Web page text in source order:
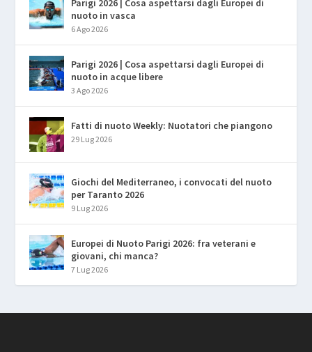
Parigi 2026 | Cosa aspettarsi dagli Europei di
nuoto in vasca
6 Ago 2026
Parigi 2026 | Cosa aspettarsi dagli Europei di
nuoto in acque libere
3 Ago 2026
Fatti di nuoto Weekly: Nuotatori che piangono
29 Lug 2026
Giochi del Mediterraneo, i convocati del nuoto
per Taranto 2026
9 Lug 2026
Europei di Nuoto Parigi 2026: fra veterani e
giovani, chi manca?
7 Lug 2026